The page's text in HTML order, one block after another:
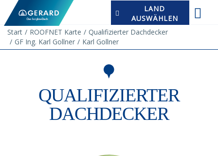
LAND
AUSWÄHLEN
Start
ROOFNET Karte
Qualifizierter Dachdecker
GF Ing. Karl Gollner
Karl Gollner
QUALIFIZIERTER
DACHDECKER